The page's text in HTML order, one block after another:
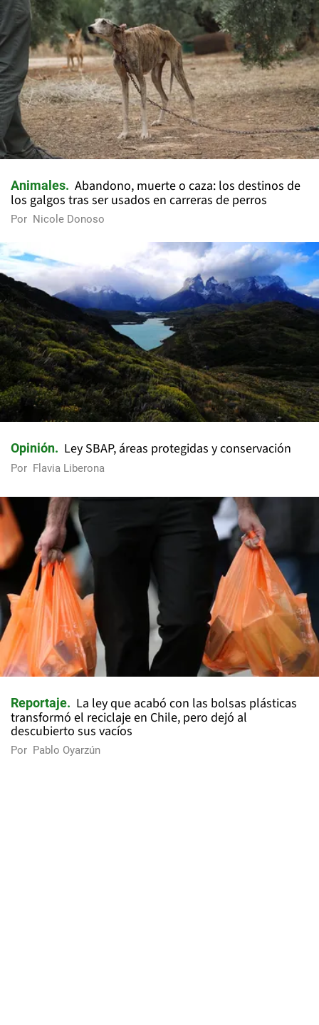
Animales
Abandono, muerte o caza: los destinos de
los galgos tras ser usados en carreras de perros
Por Nicole Donoso
Opinión Ley SBAP, áreas protegidas y conservación
Por Flavia Liberona
Reportaje
La ley que acabó con las bolsas plásticas
transformó el reciclaje en Chile, pero dejó al
descubierto sus vacíos
Por Pablo Oyarzún